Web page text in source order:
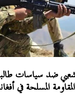
ضد سياسات
المسلحة في